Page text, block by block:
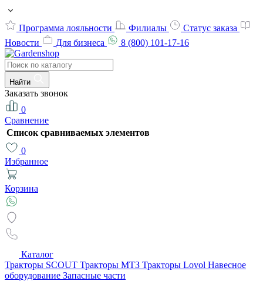
Программа лояльности Филиалы
Статус заказа
Новости
Для бизнеса 8 (800) 101-17-16
Найти
Заказать звонок
0
Сравнение
Список сравниваемых элементов
0
Избранное
Корзина
Каталог
Тракторы SCOUT Тракторы МТЗ Тракторы Lovol Навесное
оборудование Запасные части